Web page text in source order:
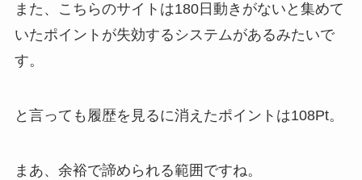
また、こちらのサイトは180日動きがないと集めて
いたポイントが失効するシステムがあるみたいで
す。
と言っても履歴を見るに消えたポイントは108Pt。
まあ、余裕で諦められる範囲ですね。